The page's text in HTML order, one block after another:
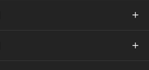

